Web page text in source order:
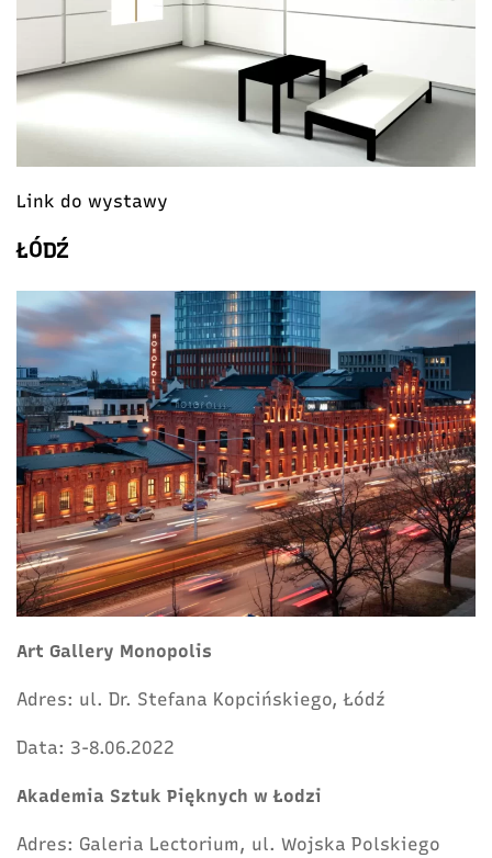
Link do wystawy
ŁÓDŹ
Art Gallery Monopolis
Adres: ul. Dr. Stefana Kopcińskiego, Łódź
Data: 3-8.06.2022
Akademia Sztuk Pięknych w Łodzi
Adres: Galeria Lectorium, ul. Wojska Polskiego